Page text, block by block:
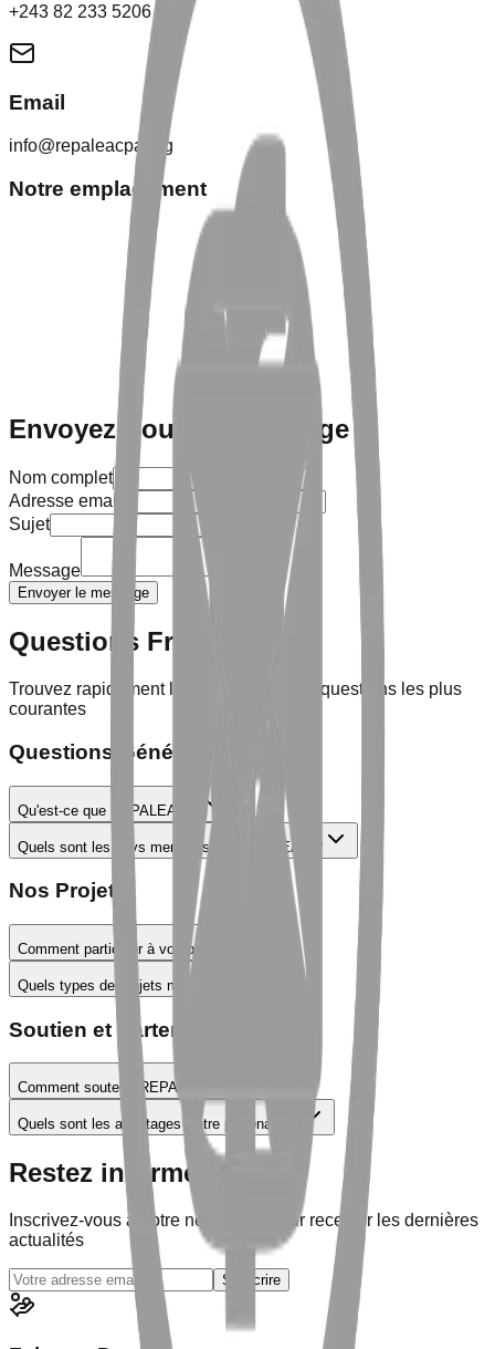
+243 82 233 5206
Email
info@repaleacpa.org
Notre emplacement
Envoyez-nous un message
Nom complet
Adresse email
Sujet
Message
Envoyer le message
Questions Fréquentes
Trouvez rapidement les réponses à vos questions les plus
courantes
Questions Générales
Qu'est-ce que REPALEAC ?
Quels sont les pays membres de REPALEAC ?
Nos Projets
Comment participer à vos projets ?
Quels types de projets menez-vous ?
Soutien et Partenariats
Comment soutenir REPALEAC ?
Quels sont les avantages d'être partenaire ?
Restez informé
Inscrivez-vous à notre newsletter pour recevoir les dernières
actualités
S'inscrire